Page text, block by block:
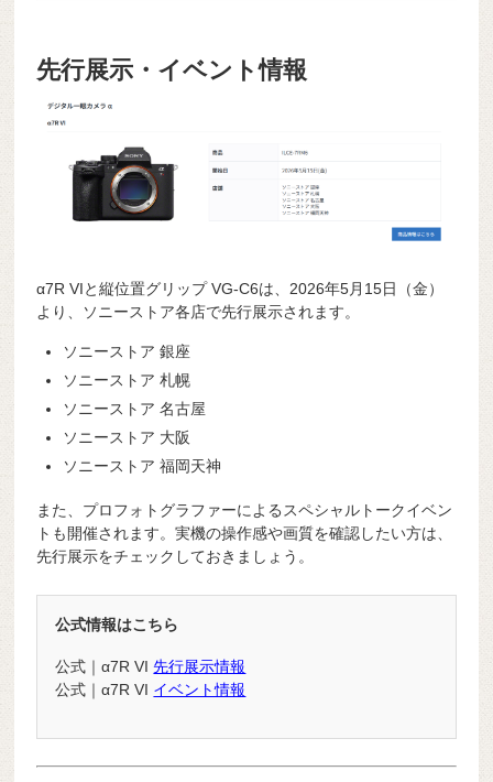
先行展示・イベント情報
α7R VIと縦位置グリップ VG-C6は、2026年5月15日（金）
より、ソニーストア各店で先行展示されます。
ソニーストア 銀座
ソニーストア 札幌
ソニーストア 名古屋
ソニーストア 大阪
ソニーストア 福岡天神
また、プロフォトグラファーによるスペシャルトークイベン
トも開催されます。実機の操作感や画質を確認したい方は、
先行展示をチェックしておきましょう。
公式情報はこちら
公式｜α7R VI先行展示情報
公式｜α7R VI イベント情報